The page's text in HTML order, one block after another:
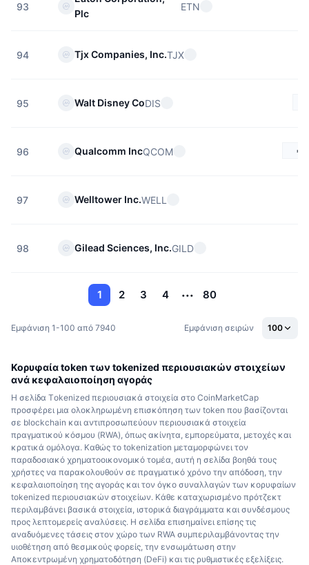
93
Plc
ETN
94 Tjx Companies, Inc.TJX
95 Walt Disney CoDIS
96 Qualcomm IncQCOM
97 Welltower Inc.WELL
98 Gilead Sciences, Inc.GILD
1 2 3 4 80
Εμφάνιση 1-100 από 7940 Εμφάνιση σειρών 100
Κορυφαία token των tokenized περιουσιακών στοιχείων
ανά κεφαλαιοποίηση αγοράς
Η σελίδα Τokenized περιουσιακά στοιχεία στο CoinMarketCap
προσφέρει μια ολοκληρωμένη επισκόπηση των token που βασίζονται
σε blockchain και αντιπροσωπεύουν περιουσιακά στοιχεία
πραγματικού κόσμου (RWA), όπως ακίνητα, εμπορεύματα, μετοχές και
κρατικά ομόλογα. Καθώς το tokenization μεταμορφώνει τον
παραδοσιακό χρηματοοικονομικό τομέα, αυτή η σελίδα βοηθά τους
χρήστες να παρακολουθούν σε πραγματικό χρόνο την απόδοση, την
κεφαλαιοποίηση της αγοράς και τον όγκο συναλλαγών των κορυφαίων
tokenized περιουσιακών στοιχείων. Κάθε καταχωρισμένο πρότζεκτ
περιλαμβάνει βασικά στοιχεία, ιστορικά διαγράμματα και συνδέσμους
προς λεπτομερείς αναλύσεις. Η σελίδα επισημαίνει επίσης τις
αναδυόμενες τάσεις στον χώρο των RWA συμπεριλαμβάνοντας την
υιοθέτηση από θεσμικούς φορείς, την ενσωμάτωση στην
Αποκεντρωμένη χρηματοδότηση (DeFi) και τις ρυθμιστικές εξελίξεις.